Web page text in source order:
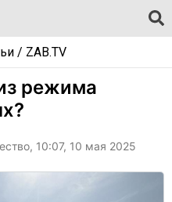
/ ZAB.TV
режима
10:07, 10 мая 2025